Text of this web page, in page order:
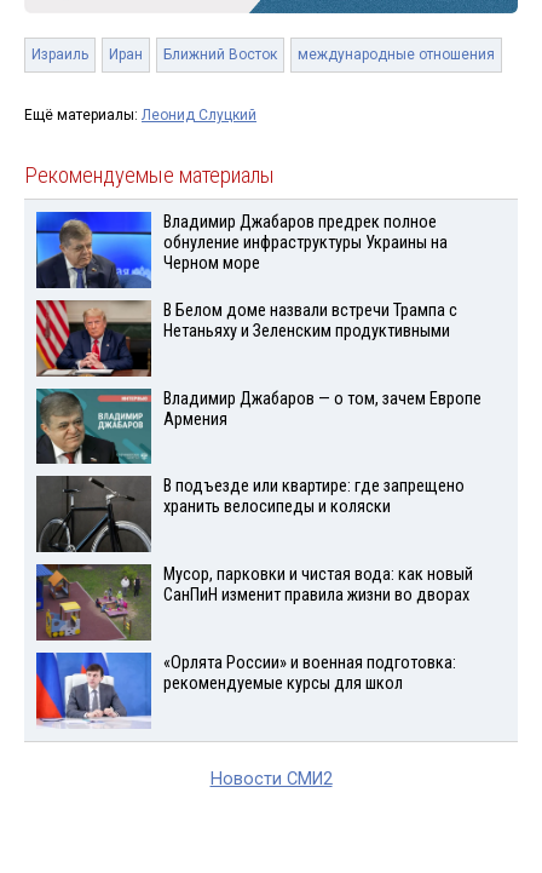
Израиль Иран Ближний Восток международные отношения
Ещё материалы: Леонид Слуцкий
Рекомендуемые материалы
Владимир Джабаров предрек полное
обнуление инфраструктуры Украины на
Черном море
В Белом доме назвали встречи Трампа с
Нетаньяху и Зеленским продуктивными
Владимир Джабаров — о том, зачем Европе
Армения
В подъезде или квартире: где запрещено
хранить велосипеды и коляски
Мусор, парковки и чистая вода: как новый
СанПиН изменит правила жизни во дворах
«Орлята России» и военная подготовка:
рекомендуемые курсы для школ
Новости СМИ2